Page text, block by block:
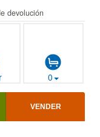
devolución
0
VENDER